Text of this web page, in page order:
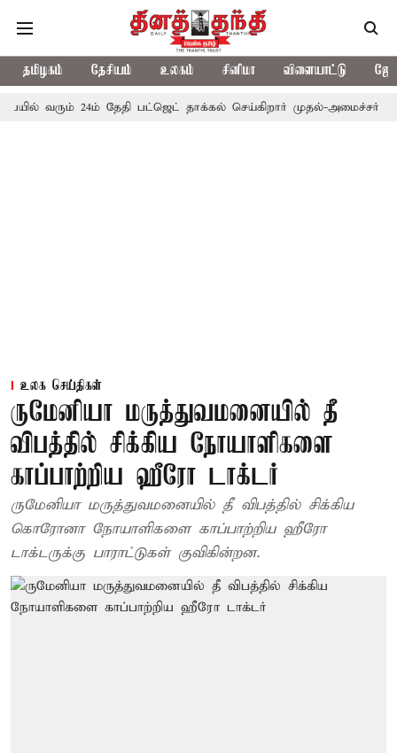
தமிழகம் தேசியம் உலகம் சினிமா விளையாட்டு
24ம் தேதி பட்ஜெட் தாக்கல் செய்கிறார் முதல்-அமைச்சர் ரங்கசாமி
உலக செய்திகள்
ருமேனியா மருத்துவமனையில் தீ
விபத்தில் சிக்கிய நோயாளிகளை
காப்பாற்றிய ஹீரோ டாக்டர்
ருமேனியா மருத்துவமனையில் தீ விபத்தில் சிக்கிய
கொரோனா நோயாளிகளை காப்பாற்றிய ஹீரோ
டாக்டருக்கு பாராட்டுகள் குவிகின்றன.